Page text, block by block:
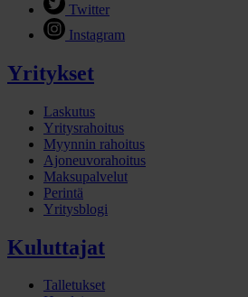
Twitter
Instagram
Yritykset
Laskutus
Yritysrahoitus
Myynnin rahoitus
Ajoneuvorahoitus
Maksupalvelut
Perintä
Yritysblogi
Kuluttajat
Talletukset